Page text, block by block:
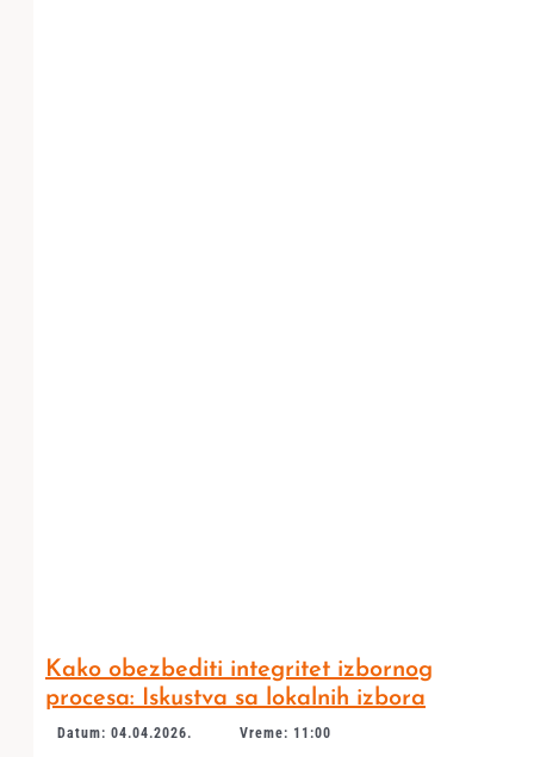
Kako obezbediti integritet izbornog
procesa: Iskustva sa lokalnih izbora
Datum: 04.04.2026. Vreme: 11:00